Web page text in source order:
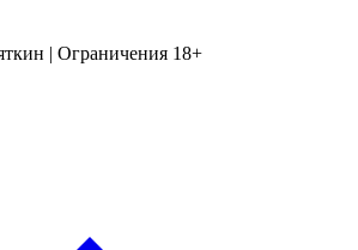
| Ограничения 18+